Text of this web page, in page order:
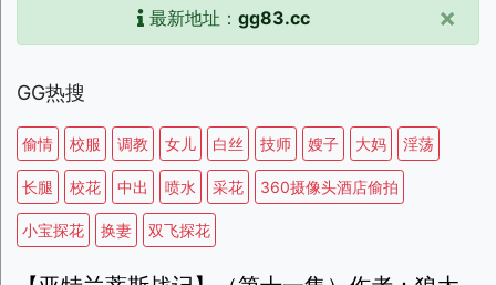
最新地址： gg83.cc ×
GG热搜
偷情 校服 调教 女儿 白丝 技师 嫂子 大妈 淫荡
长腿 校花 中出 喷水 采花 360摄像头酒店偷拍
小宝探花 换妻 双飞探花